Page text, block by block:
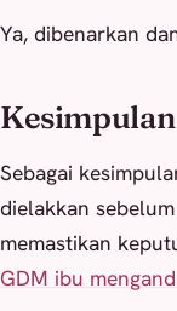
Ya, dibenarkan
Kesimpulan
Sebagai
dielakkan
memastikan
GDM ibu